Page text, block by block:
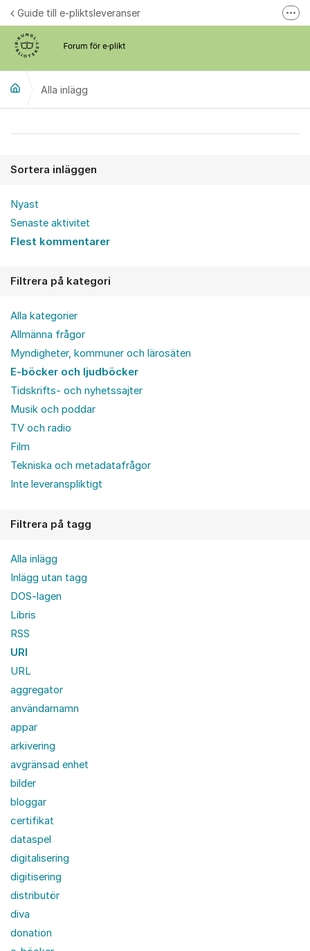
Hoppa till innehåll
Guide till e-pliktsleveranser
Alla inlägg
Sortera inläggen
Nyast
Senaste aktivitet
Flest kommentarer
Filtrera på kategori
Alla kategorier
Allmänna frågor
Myndigheter, kommuner och lärosäten
E-böcker och ljudböcker
Tidskrifts- och nyhetssajter
Musik och poddar
TV och radio
Film
Tekniska och metadatafrågor
Inte leveranspliktigt
Filtrera på tagg
Alla inlägg
Inlägg utan tagg
DOS-lagen
Libris
RSS
URI
URL
aggregator
användarnamn
appar
arkivering
avgränsad enhet
bilder
bloggar
certifikat
dataspel
digitalisering
digitisering
distributör
diva
donation